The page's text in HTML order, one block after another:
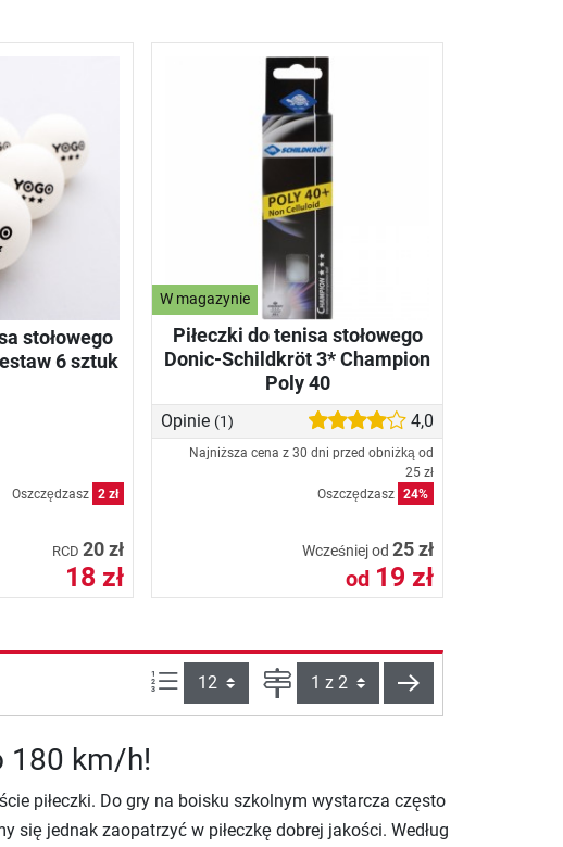
stołowego
6 sztuk
Oszczędzasz 2 zł
RCD 20 zł
18 zł
W magazynie
Piłeczki do tenisa stołowego
Donic-Schildkröt 3* Champion
Poly 40
Opinie (1) 4,0
Najniższa cena z 30 dni przed obniżką od
25 zł
Oszczędzasz 24%
Wcześniej od 25 zł
od 19 zł
Ilości produktów na stronie:
Strona Dalej
180 km/h!
piłeczki. Do gry na boisku szkolnym wystarcza często
się jednak zaopatrzyć w piłeczkę dobrej jakości. Według